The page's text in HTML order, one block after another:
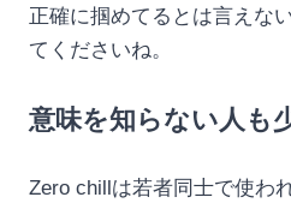
正確に掴めてるとは言えな
てくださいね。
意味を知らない人も
Zero chillは若者同士で使わ